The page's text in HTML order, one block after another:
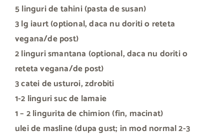
5 linguri de tahini (pasta de susan)
3 lg iaurt (optional, daca nu doriti o reteta
vegana/de post)
2 linguri smantana (optional, daca nu doriti o
reteta vegana/de post)
3 catei de usturoi, zdrobiti
1-2 linguri suc de lamaie
1 – 2 lingurita de chimion (fin, macinat)
ulei de masline (dupa gust; in mod normal 2-3